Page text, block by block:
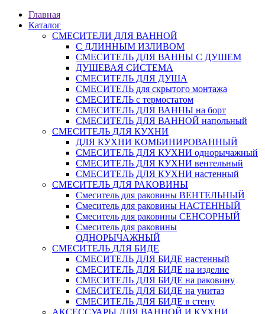
Главная
Каталог
СМЕСИТЕЛИ ДЛЯ ВАННОЙ
С ДЛИННЫМ ИЗЛИВОМ
СМЕСИТЕЛЬ ДЛЯ ВАННЫ С ДУШЕМ
ДУШЕВАЯ СИСТЕМА
СМЕСИТЕЛЬ ДЛЯ ДУША
СМЕСИТЕЛЬ для скрытого монтажа
СМЕСИТЕЛЬ с термостатом
СМЕСИТЕЛЬ ДЛЯ ВАННЫ на борт
СМЕСИТЕЛЬ ДЛЯ ВАННОЙ напольный
СМЕСИТЕЛЬ ДЛЯ КУХНИ
ДЛЯ КУХНИ КОМБИНИРОВАННЫЙ
СМЕСИТЕЛЬ ДЛЯ КУХНИ однорычажный
СМЕСИТЕЛЬ ДЛЯ КУХНИ вентельный
СМЕСИТЕЛЬ ДЛЯ КУХНИ настенный
СМЕСИТЕЛЬ ДЛЯ РАКОВИНЫ
Смеситель для раковины ВЕНТЕЛЬНЫЙ
Смеситель для раковины НАСТЕННЫЙ
Смеситель для раковины СЕНСОРНЫЙ
Смеситель для раковины
ОДНОРЫЧАЖНЫЙ
СМЕСИТЕЛЬ ДЛЯ БИДЕ
СМЕСИТЕЛЬ ДЛЯ БИДЕ настенный
СМЕСИТЕЛЬ ДЛЯ БИДЕ на изделие
СМЕСИТЕЛЬ ДЛЯ БИДЕ на раковину
СМЕСИТЕЛЬ ДЛЯ БИДЕ на унитаз
СМЕСИТЕЛЬ ДЛЯ БИДЕ в стену
АКСЕССУАРЫ ДЛЯ ВАННОЙ И КУХНИ